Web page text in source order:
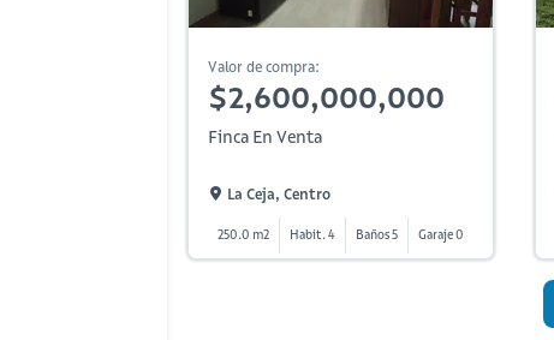
Valor de compra:
$2,600,000,000
Finca En Venta
La Ceja, Centro
250.0 m2 Habit. 4 Baños 5 Garaje 0